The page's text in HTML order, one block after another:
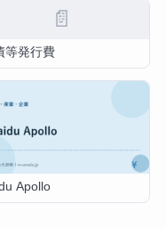
📄
等発行費
Apollo